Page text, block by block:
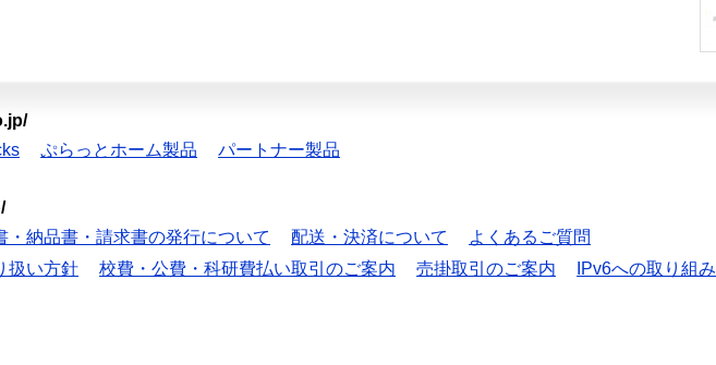
ぷらっとホーム製品 パートナー製品
・納品書・請求書の発行について 配送・決済について
よくあるご質問
扱い方針 校費・公費・科研費払い取引のご案内 売掛取引のご案内
IPv6への取り組み